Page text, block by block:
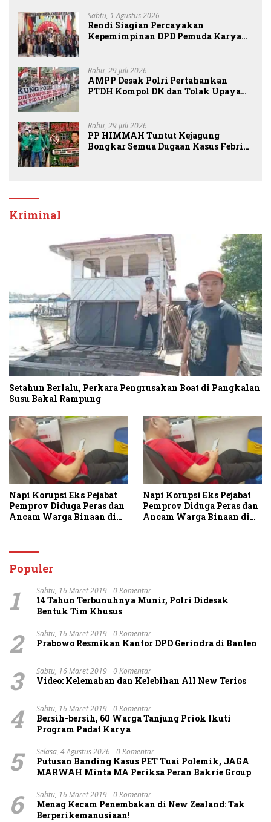
Sabtu, 1 Agustus 2026
Rendi Siagian Percayakan
Kepemimpinan DPD Pemuda Karya
Rabu, 29 Juli 2026
AMPP Desak Polri Pertahankan
PTDH Kompol DK dan Tolak Upaya
Rabu, 29 Juli 2026
PP HIMMAH Tuntut Kejagung
Bongkar Semua Dugaan Kasus Febrie
Kriminal
Setahun Berlalu, Perkara Pengrusakan Boat di Pangkalan
Susu Bakal Rampung
Napi Korupsi Eks Pejabat
Pemprov Diduga Peras dan
Ancam Warga Binaan di
Napi Korupsi Eks Pejabat
Pemprov Diduga Peras dan
Ancam Warga Binaan di
Populer
1 Sabtu, 16 Maret 2019 0 Komentar
14 Tahun Terbunuhnya Munir, Polri Didesak
Bentuk Tim Khusus
2 Sabtu, 16 Maret 2019 0 Komentar
Prabowo Resmikan Kantor DPD Gerindra di Banten
3 Sabtu, 16 Maret 2019 0 Komentar
Video: Kelemahan dan Kelebihan All New Terios
4 Sabtu, 16 Maret 2019 0 Komentar
Bersih-bersih, 60 Warga Tanjung Priok Ikuti
Program Padat Karya
5 Selasa, 4 Agustus 2026 0 Komentar
Putusan Banding Kasus PET Tuai Polemik, JAGA
MARWAH Minta MA Periksa Peran Bakrie Group
6 Sabtu, 16 Maret 2019 0 Komentar
Menag Kecam Penembakan di New Zealand: Tak
Berperikemanusiaan!